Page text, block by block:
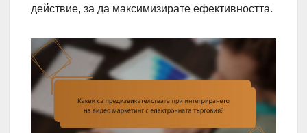
действие, за да максимизирате ефективността.